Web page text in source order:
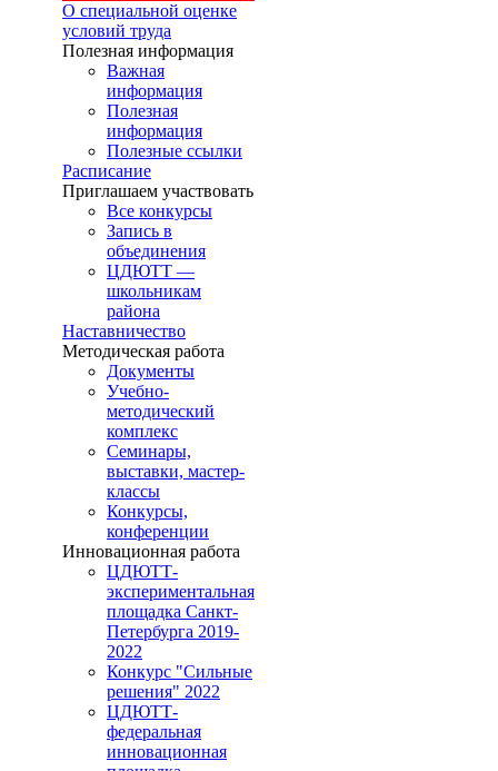
О специальной оценке
условий труда
Полезная информация
Важная
информация
Полезная
информация
Полезные ссылки
Расписание
Приглашаем участвовать
Все конкурсы
Запись в
объединения
ЦДЮТТ —
школьникам
района
Наставничество
Методическая работа
Документы
Учебно-
методический
комплекс
Семинары,
выставки, мастер-
классы
Конкурсы,
конференции
Инновационная работа
ЦДЮТТ-
экспериментальная
площадка Санкт-
Петербурга 2019-
2022
Конкурс "Сильные
решения" 2022
ЦДЮТТ-
федеральная
инновационная